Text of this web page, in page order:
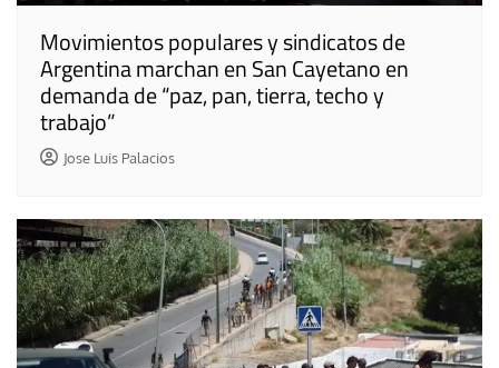
Movimientos populares y sindicatos de
Argentina marchan en San Cayetano en
demanda de “paz, pan, tierra, techo y
trabajo”
Jose Luis Palacios